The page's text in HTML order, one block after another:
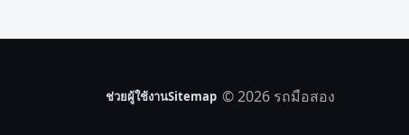
ช่วยผู้ใช้งานSitemap © 2026 รถมือสอง